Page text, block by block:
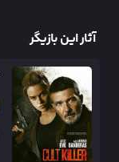
آثار این بازیگر